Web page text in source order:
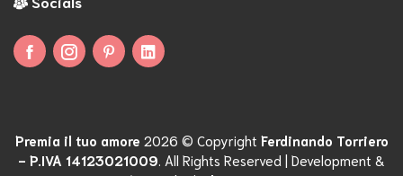
Seguici su Facebook
Seguici su Instagram
Seguici su Pinterest
Seguici su Linkedin
Premia il tuo amore 2026 © Copyright Ferdinando Torriero
- P.IVA 14123021009. All Rights Reserved | Development &